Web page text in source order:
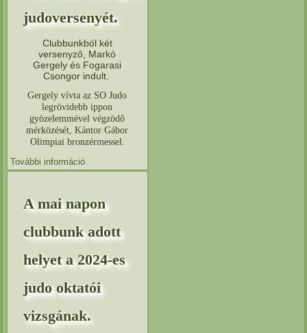
judoversenyét.
Clubbunkból két
versenyző, Markó
Gergely és Fogarasi
Csongor indult.
Gergely vívta az SO Judo
legrövidebb ippon
gyözelemmével végzödő
mérközését, Kántor Gábor
Olimpiai bronzérmessel.
További információ
MSOSZ a második országos judoversenyét.
A mai napon
clubbunk adott
helyet a 2024-es
judo oktatói
vizsgának.